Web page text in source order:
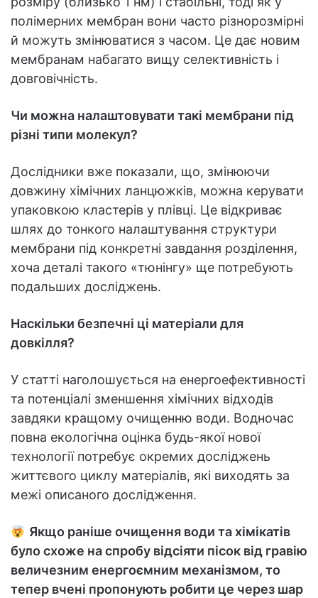
полімерних мембран вони часто різнорозмірні
й можуть змінюватися з часом. Це дає новим
мембранам набагато вищу селективність і
довговічність.
Чи можна налаштовувати такі мембрани під
різні типи молекул?
Дослідники вже показали, що, змінюючи
довжину хімічних ланцюжків, можна керувати
упаковкою кластерів у плівці. Це відкриває
шлях до тонкого налаштування структури
мембрани під конкретні завдання розділення,
хоча деталі такого «тюнінгу» ще потребують
подальших досліджень.
Наскільки безпечні ці матеріали для
довкілля?
У статті наголошується на енергоефективності
та потенціалі зменшення хімічних відходів
завдяки кращому очищенню води. Водночас
повна екологічна оцінка будь-якої нової
технології потребує окремих досліджень
життєвого циклу матеріалів, які виходять за
межі описаного дослідження.
Якщо раніше очищення води та хімікатів
було схоже на спробу відсіяти пісок від гравію
величезним енергоємним механізмом, то
тепер вчені пропонують робити це через шар